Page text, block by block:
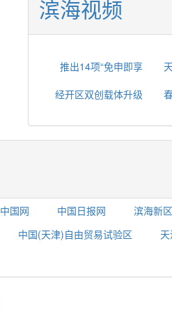
滨海视频
推出14项“免申即享
经开区双创载体升级
中国网 中国日报网
滨海新
中国(天津)自由贸易试验区